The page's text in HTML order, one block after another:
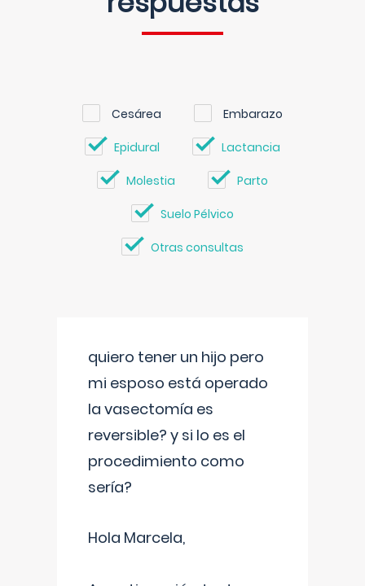
Cesárea Embarazo
Epidural Lactancia
Molestia Parto
Suelo Pélvico
Otras consultas
quiero tener un hijo pero
mi esposo está operado
la vasectomía es
reversible? y si lo es el
procedimiento como
sería?
Hola Marcela,